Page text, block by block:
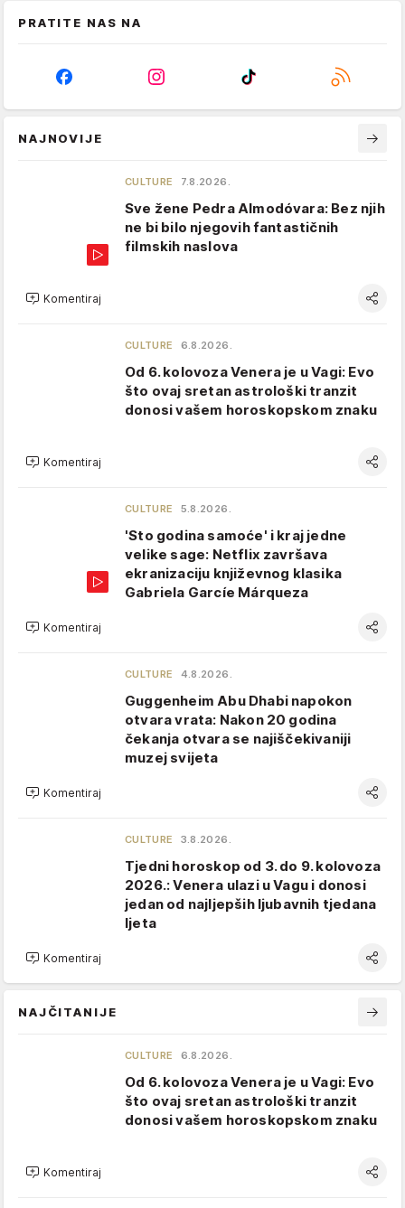
PRATITE NAS NA
NAJNOVIJE
CULTURE 7.8.2026.
Sve žene Pedra Almodóvara: Bez njih
ne bi bilo njegovih fantastičnih
filmskih naslova
Komentiraj
CULTURE 6.8.2026.
Od 6. kolovoza Venera je u Vagi: Evo
što ovaj sretan astrološki tranzit
donosi vašem horoskopskom znaku
Komentiraj
CULTURE 5.8.2026.
'Sto godina samoće' i kraj jedne
velike sage: Netflix završava
ekranizaciju književnog klasika
Gabriela Garcíe Márqueza
Komentiraj
CULTURE 4.8.2026.
Guggenheim Abu Dhabi napokon
otvara vrata: Nakon 20 godina
čekanja otvara se najiščekivaniji
muzej svijeta
Komentiraj
CULTURE 3.8.2026.
Tjedni horoskop od 3. do 9. kolovoza
2026.: Venera ulazi u Vagu i donosi
jedan od najljepših ljubavnih tjedana
ljeta
Komentiraj
NAJČITANIJE
CULTURE 6.8.2026.
Od 6. kolovoza Venera je u Vagi: Evo
što ovaj sretan astrološki tranzit
donosi vašem horoskopskom znaku
Komentiraj